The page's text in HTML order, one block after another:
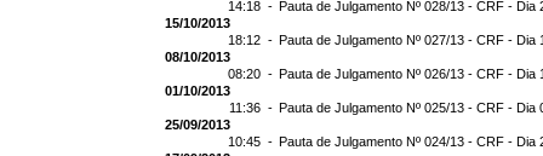
14:18 - Pauta de Julgamento Nº 028/13 - CRF - Dia
15/10/2013
18:12 - Pauta de Julgamento Nº 027/13 - CRF - Dia
08/10/2013
08:20 - Pauta de Julgamento Nº 026/13 - CRF - Dia
01/10/2013
11:36 - Pauta de Julgamento Nº 025/13 - CRF - Dia
25/09/2013
10:45 - Pauta de Julgamento Nº 024/13 - CRF - Dia